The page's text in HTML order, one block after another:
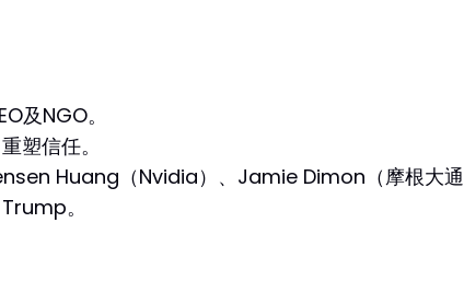
及NGO。
塑信任。
Huang（Nvidia）、Jamie Dimon（摩根大
。